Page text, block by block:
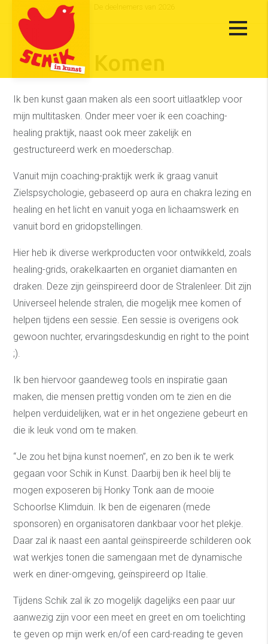
Godaya Komen
Ik ben kunst gaan maken als een soort uitlaatklep voor
mijn multitasken. Onder meer voer ik een coaching-
healing praktijk, naast ook meer zakelijk en
gestructureerd werk en moederschap.
Vanuit mijn coaching-praktijk werk ik graag vanuit
Zielspsychologie, gebaseerd op aura en chakra lezing en
healing en het licht en vanuit yoga en lichaamswerk en
vanuit bord en gridopstellingen.
Hier heb ik diverse werkproducten voor ontwikkeld, zoals
healing-grids, orakelkaarten en organiet diamanten en
draken. Deze zijn geïnspireerd door de Stralenleer. Dit zijn
Universeel helende stralen, die mogelijk mee komen of
helpen tijdens een sessie. Een sessie is overigens ook
gewoon nuchter, ervaringsdeskundig en right to the point
;).
Ik ben hiervoor gaandeweg tools en inspiratie gaan
maken, die mensen prettig vonden om te zien en die
helpen verduidelijken, wat er in het ongeziene gebeurt en
die ik leuk vond om te maken.
“Je zou het bijna kunst noemen”, en zo ben ik te werk
gegaan voor Schik in Kunst. Daarbij ben ik heel blij te
mogen exposeren bij Honky Tonk aan de mooie
Schoorlse Klimduin. Ik ben de eigenaren (mede
sponsoren) en organisatoren dankbaar voor het plekje.
Daar zal ik naast een aantal geïnspireerde schilderen ook
wat werkjes tonen die samengaan met de dynamische
werk en diner-omgeving, geïnspireerd op Italie.
Tijdens Schik zal ik zo mogelijk dagelijks een paar uur
aanwezig zijn voor een meet en greet en om toelichting
te geven op mijn werk en/of een card-reading te geven